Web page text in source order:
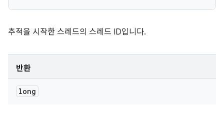
추적을 시작한 스레드의 스레드 ID입니다.
반환
long